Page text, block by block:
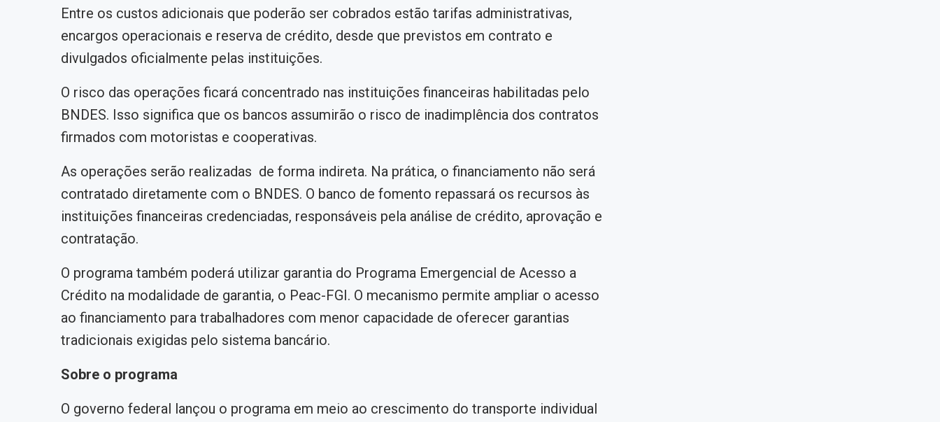
Entre os custos adicionais que poderão ser cobrados estão tarifas administrativas,
encargos operacionais e reserva de crédito, desde que previstos em contrato e
divulgados oficialmente pelas instituições.
O risco das operações ficará concentrado nas instituições financeiras habilitadas pelo
BNDES. Isso significa que os bancos assumirão o risco de inadimplência dos contratos
firmados com motoristas e cooperativas.
As operações serão realizadas de forma indireta. Na prática, o financiamento não será
contratado diretamente com o BNDES. O banco de fomento repassará os recursos às
instituições financeiras credenciadas, responsáveis pela análise de crédito, aprovação e
contratação.
O programa também poderá utilizar garantia do Programa Emergencial de Acesso a
Crédito na modalidade de garantia, o Peac-FGI. O mecanismo permite ampliar o acesso
ao financiamento para trabalhadores com menor capacidade de oferecer garantias
tradicionais exigidas pelo sistema bancário.
Sobre o programa
O governo federal lançou o programa em meio ao crescimento do transporte individual